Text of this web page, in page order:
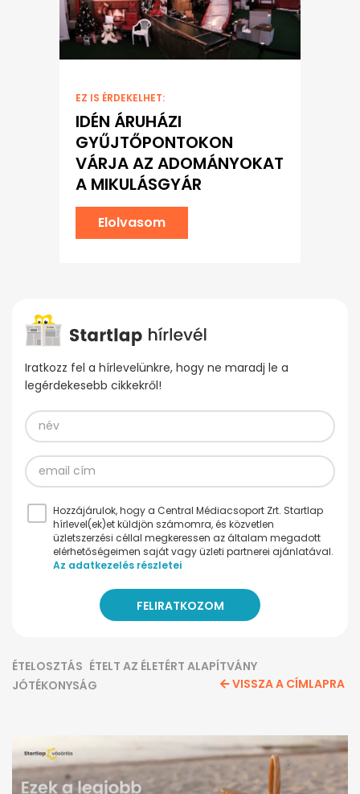
EZ IS ÉRDEKELHET:
IDÉN ÁRUHÁZI
GYŰJTŐPONTOKON
VÁRJA AZ ADOMÁNYOKAT
A MIKULÁSGYÁR
Elolvasom
Iratkozz fel a hírlevelünkre, hogy ne maradj le a
legérdekesebb cikkekről!
Hozzájárulok, hogy a Central Médiacsoport Zrt. Startlap
hírlevel(ek)et küldjön számomra, és közvetlen
üzletszerzési céllal megkeressen az általam megadott
elérhetőségeimen saját vagy üzleti partnerei ajánlatával.
Az adatkezelés részletei
ÉTELOSZTÁS ÉTELT AZ ÉLETÉRT ALAPÍTVÁNY
JÓTÉKONYSÁG
VISSZA A CÍMLAPRA